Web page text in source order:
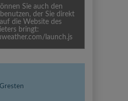
Sie auch den
der Sie direkt
die Website des
bringt:
launch.js